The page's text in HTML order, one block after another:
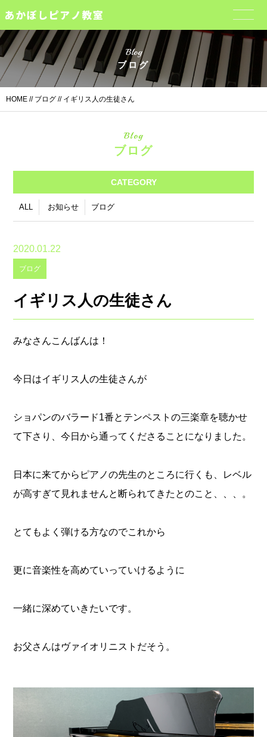
Blog
ブログ
HOME // ブログ // イギリス人の生徒さん
Blog
ブログ
CATEGORY
ALL お知らせ ブログ
2020.01.22
ブログ
イギリス人の生徒さん
みなさんこんばんは！
今日はイギリス人の生徒さんが
ショパンのバラード1番とテンペストの三楽章を聴かせ
て下さり、今日から通ってくださることになりました。
日本に来てからピアノの先生のところに行くも、レベル
が高すぎて見れませんと断られてきたとのこと、、、。
とてもよく弾ける方なのでこれから
更に音楽性を高めていっていけるように
一緒に深めていきたいです。
お父さんはヴァイオリニストだそう。